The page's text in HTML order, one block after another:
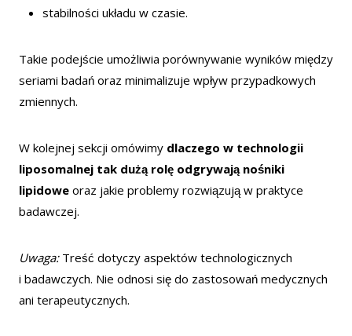
stabilności układu w czasie.
Takie podejście umożliwia porównywanie wyników między
seriami badań oraz minimalizuje wpływ przypadkowych
zmiennych.
W kolejnej sekcji omówimy dlaczego w technologii
liposomalnej tak dużą rolę odgrywają nośniki
lipidowe oraz jakie problemy rozwiązują w praktyce
badawczej.
Uwaga:Treść dotyczy aspektów technologicznych
i badawczych. Nie odnosi się do zastosowań medycznych
ani terapeutycznych.